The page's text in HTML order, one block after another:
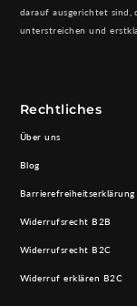
darauf ausgerichtet sind,
unterstreichen und
Rechtliches
Über uns
Blog
Barrierefreiheitserklärung
Widerrufsrecht B2B
Widerrufsrecht B2C
Widerruf erklären B2C